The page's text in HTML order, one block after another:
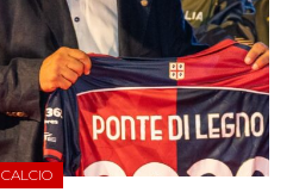
CALCIO